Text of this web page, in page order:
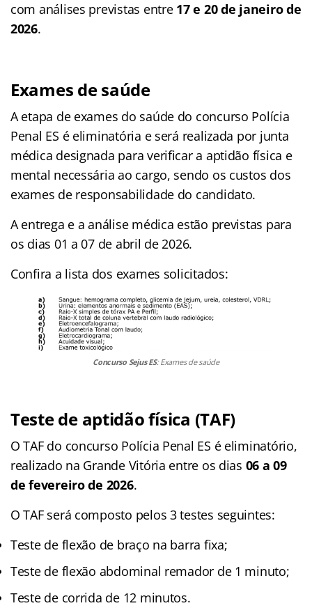
com análises previstas entre 17 e 20 de janeiro de
2026.
Exames de saúde
A etapa de exames do saúde do concurso Polícia
Penal ES é eliminatória e será realizada por junta
médica designada para verificar a aptidão física e
mental necessária ao cargo, sendo os custos dos
exames de responsabilidade do candidato.
A entrega e a análise médica estão previstas para
os dias 01 a 07 de abril de 2026.
Confira a lista dos exames solicitados:
Concurso Sejus ES: Exames de saúde
Teste de aptidão física (TAF)
O TAF do concurso Polícia Penal ES é eliminatório,
realizado na Grande Vitória entre os dias 06 a 09
de fevereiro de 2026.
O TAF será composto pelos 3 testes seguintes:
Teste de flexão de braço na barra fixa;
Teste de flexão abdominal remador de 1 minuto;
Teste de corrida de 12 minutos.